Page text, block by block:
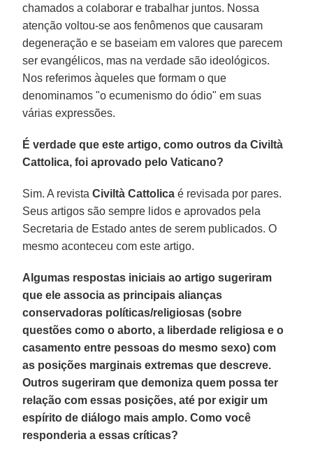
chamados a colaborar e trabalhar juntos. Nossa
atenção voltou-se aos fenômenos que causaram
degeneração e se baseiam em valores que parecem
ser evangélicos, mas na verdade são ideológicos.
Nos referimos àqueles que formam o que
denominamos "o ecumenismo do ódio" em suas
várias expressões.
É verdade que este artigo, como outros da Civiltà
Cattolica, foi aprovado pelo Vaticano?
Sim. A revistaCiviltà Cattolica é revisada por pares.
Seus artigos são sempre lidos e aprovados pela
Secretaria de Estado antes de serem publicados. O
mesmo aconteceu com este artigo.
Algumas respostas iniciais ao artigo sugeriram
que ele associa as principais alianças
conservadoras políticas/religiosas (sobre
questões como o aborto, a liberdade religiosa e o
casamento entre pessoas do mesmo sexo) com
as posições marginais extremas que descreve.
Outros sugeriram que demoniza quem possa ter
relação com essas posições, até por exigir um
espírito de diálogo mais amplo. Como você
responderia a essas críticas?